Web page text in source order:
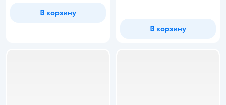
В корзину
В корзину